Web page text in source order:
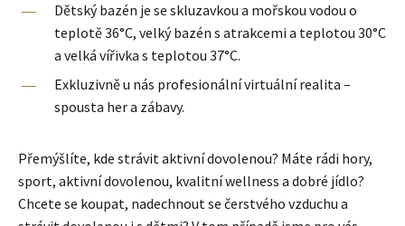
Dětský bazén je se skluzavkou a mořskou vodou o
teplotě 36°C, velký bazén s atrakcemi a teplotou 30°C
a velká vířivka s teplotou 37°C.
Exkluzivně u nás profesionální virtuální realita –
spousta her a zábavy.
Přemýšlíte, kde strávit aktivní dovolenou? Máte rádi hory,
sport, aktivní dovolenou, kvalitní wellness a dobré jídlo?
Chcete se koupat, nadechnout se čerstvého vzduchu a